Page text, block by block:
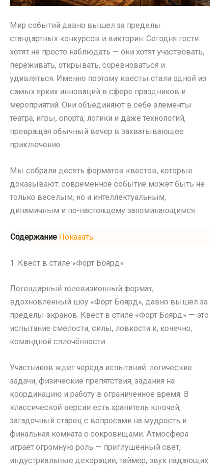
Мир событий давно вышел за пределы
стандартных конкурсов и викторин. Сегодня гости
хотят не просто наблюдать — они хотят участвовать,
переживать, открывать, соревноваться и
удивляться. Именно поэтому квесты стали одной из
самых ярких инноваций в сфере праздников и
мероприятий. Они объединяют в себе элементы
театра, игры, спорта, логики и даже технологий,
превращая обычный вечер в захватывающее
приключение.
Мы собрали десять форматов квестов, которые
доказывают: современное событие может быть не
только веселым, но и интеллектуальным,
динамичным и по-настоящему запоминающимся.
Содержание Показать
1. Квест в стиле «Форт Боярд»
Легендарный телевизионный формат,
вдохновлённый шоу «Форт Боярд», давно вышел за
пределы экранов. Квест в стиле «Форт Боярд» — это
испытание смелости, силы, ловкости и, конечно,
командной сплочённости.
Участников ждёт череда испытаний: логические
задачи, физические препятствия, задания на
координацию и работу в ограниченное время. В
классической версии есть хранитель ключей,
загадочный старец с вопросами на мудрость и
финальная комната с сокровищами. Атмосфера
играет огромную роль — приглушённый свет,
индустриальные декорации, таймер, звук падающих